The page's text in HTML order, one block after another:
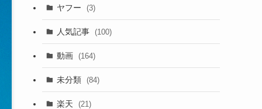
(105)
(186)
ヤフー (3)
人気記事 (100)
動画 (164)
未分類 (84)
楽天 (21)